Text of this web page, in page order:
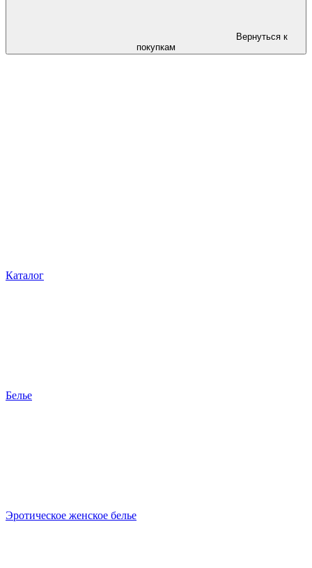
Вернуться к
покупкам
Каталог
Белье
Эротическое женское белье